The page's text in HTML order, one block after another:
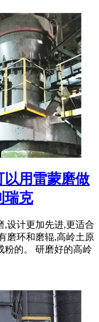
以用雷蒙磨做
瑞克
,设计更加先进,更适合
磨环和磨辊,高岭土原
粉的。 研磨好的高岭